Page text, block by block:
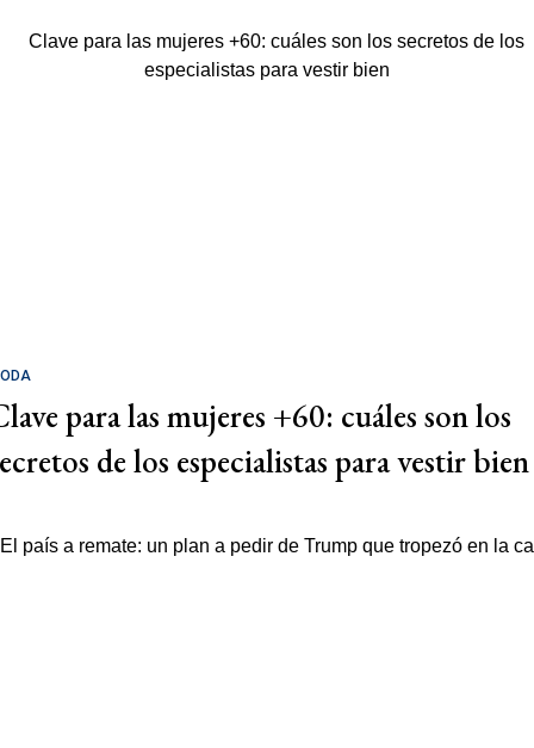
para las mujeres +60: cuáles son los
de los especialistas para vestir bien